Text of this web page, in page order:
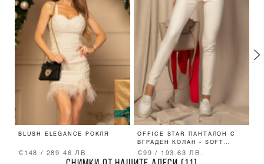
BLUSH ELEGANCE РОКЛЯ
€148 / 289.46 ЛВ.
OFFICE STAR ПАНТАЛОН С
ВГРАДЕН КОЛАН - SOFT
BEIGE
€99 / 193.63 ЛВ.